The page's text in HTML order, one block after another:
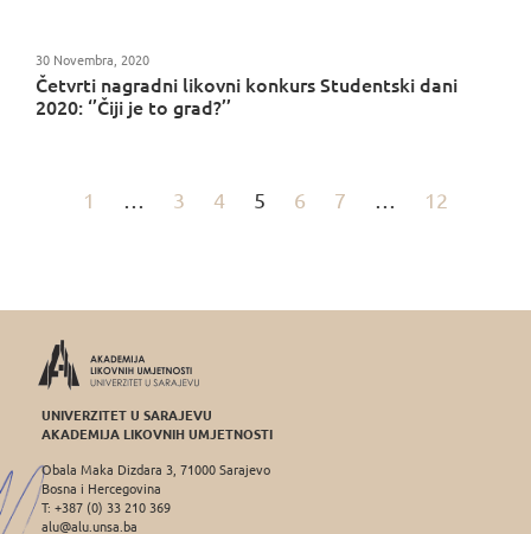
Četvrti nagradni likovni konkurs Studentski dani
2020: ‘’Čiji je to grad?’’
30 Novembra, 2020
1 3 4 5 6 7 12
UNIVERZITET U SARAJEVU
AKADEMIJA LIKOVNIH UMJETNOSTI
Obala Maka Dizdara 3, 71000 Sarajevo
Bosna i Hercegovina
T: +387 (0) 33 210 369
alu@alu.unsa.ba